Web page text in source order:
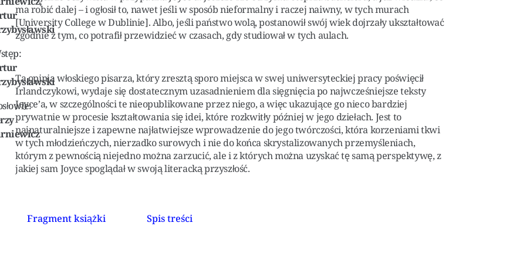
ma robić dalej – i ogłosił to, nawet jeśli w sposób nieformalny i raczej naiwny, w tych murach
[University College w Dublinie]. Albo, jeśli państwo wolą, postanowił swój wiek dojrzały ukształtować
zgodnie z tym, co potrafił przewidzieć w czasach, gdy studiował w tych aulach.
Ta opinia włoskiego pisarza, który zresztą sporo miejsca w swej uniwersyteckiej pracy poświęcił
Irlandczykowi, wydaje się dostatecznym uzasadnieniem dla sięgnięcia po najwcześniejsze teksty
Joyce’a, w szczególności te nieopublikowane przez niego, a więc ukazujące go nieco bardziej
prywatnie w procesie kształtowania się idei, które rozkwitły później w jego dziełach. Jest to
najnaturalniejsze i zapewne najłatwiejsze wprowadzenie do jego twórczości, która korzeniami tkwi
w tych młodzieńczych, nierzadko surowych i nie do końca skrystalizowanych przemyśleniach,
którym z pewnością niejedno można zarzucić, ale i z których można uzyskać tę samą perspektywę, z
jakiej sam Joyce spoglądał w swoją literacką przyszłość.
Fragment książki Spis treści